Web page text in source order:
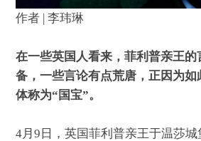
作者 | 李玮琳
在一些英国人看来，菲利普亲王的
备，一些言论有点荒唐，正因为
体称为“国宝”。
4月9日，英国菲利普亲王于温莎